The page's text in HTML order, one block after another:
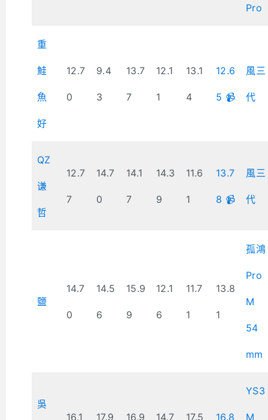
Pro
重
鮭
魚
好
12.7
0
9.4
3
13.7
7
12.1
1
13.1
4
12.6
5 📹
風三
代
QZ
谦
哲
12.7
7
14.7
0
14.1
7
14.3
9
11.6
1
13.7
8 📹
風三
代
鹽
14.7
0
14.5
6
15.9
9
12.1
6
11.7
1
13.8
1
孤鴻
Pro
M
54
mm
吳
16.1 17.9 16.9 14.7 17.5 16.8
YS3
M